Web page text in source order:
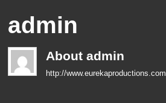
admin
Aboutadmin
http://www.eurekaproductions.com